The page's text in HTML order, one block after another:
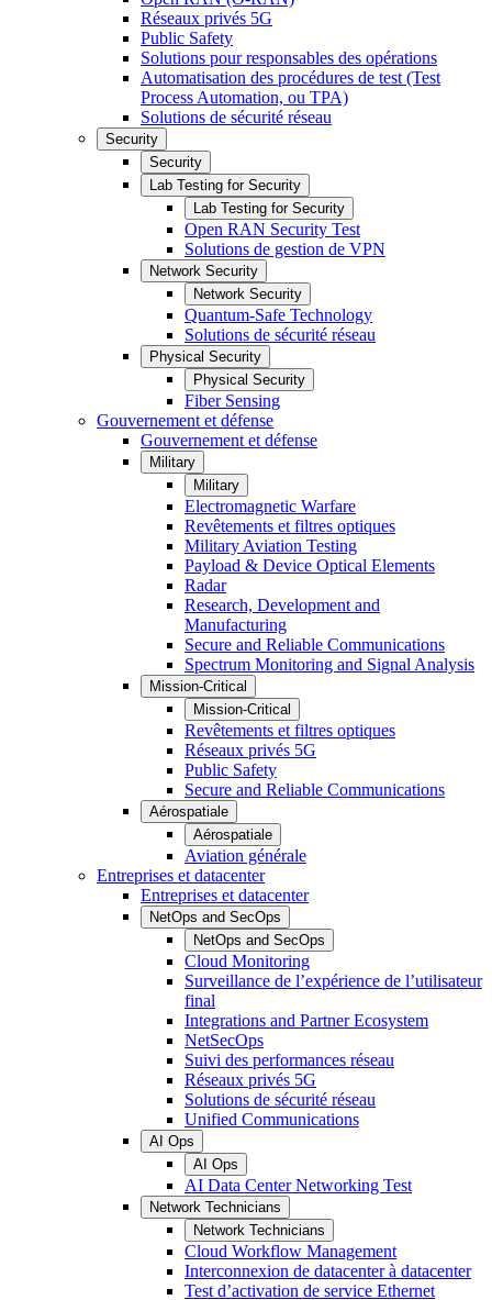
Réseaux privés 5G
Public Safety
Solutions pour responsables des opérations
Automatisation des procédures de test (Test
Process Automation, ou TPA)
Solutions de sécurité réseau
Security
Security
Lab Testing for Security
Lab Testing for Security
Open RAN Security Test
Solutions de gestion de VPN
Network Security
Network Security
Quantum-Safe Technology
Solutions de sécurité réseau
Physical Security
Physical Security
Fiber Sensing
Gouvernement et défense
Gouvernement et défense
Military
Military
Electromagnetic Warfare
Revêtements et filtres optiques
Military Aviation Testing
Payload & Device Optical Elements
Radar
Research, Development and
Manufacturing
Secure and Reliable Communications
Spectrum Monitoring and Signal Analysis
Mission-Critical
Mission-Critical
Revêtements et filtres optiques
Réseaux privés 5G
Public Safety
Secure and Reliable Communications
Aérospatiale
Aérospatiale
Aviation générale
Entreprises et datacenter
Entreprises et datacenter
NetOps and SecOps
NetOps and SecOps
Cloud Monitoring
Surveillance de l’expérience de l’utilisateur
final
Integrations and Partner Ecosystem
NetSecOps
Suivi des performances réseau
Réseaux privés 5G
Solutions de sécurité réseau
Unified Communications
AI Ops
AI Ops
AI Data Center Networking Test
Network Technicians
Network Technicians
Cloud Workflow Management
Interconnexion de datacenter à datacenter
Test d’activation de service Ethernet